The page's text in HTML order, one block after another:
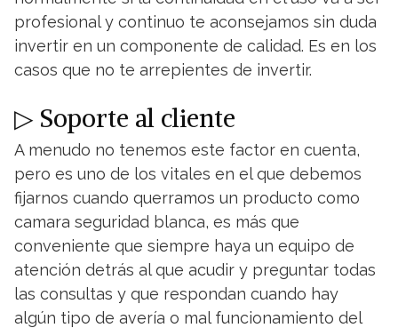
profesional y continuo te aconsejamos sin duda
invertir en un componente de calidad. Es en los
casos que no te arrepientes de invertir.
▷ Soporte al cliente
A menudo no tenemos este factor en cuenta,
pero es uno de los vitales en el que debemos
fijarnos cuando querramos un producto como
camara seguridad blanca, es más que
conveniente que siempre haya un equipo de
atención detrás al que acudir y preguntar todas
las consultas y que respondan cuando hay
algún tipo de avería o mal funcionamiento del